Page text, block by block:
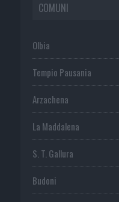
COMUNI
Olbia
Tempio Pausania
Arzachena
La Maddalena
S. T. Gallura
Budoni